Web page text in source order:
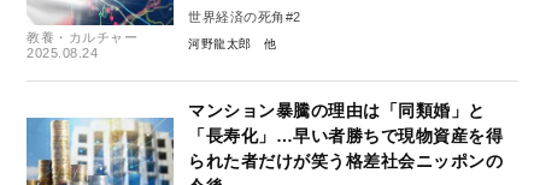
教養・カルチャー
2025.08.24
世界経済の死角#2
河野龍太郎
マンション暴騰の理由は「同類婚」と
「長寿化」…早い者勝ちで現物資産を得
られた者だけが笑う格差社会ニッポンの